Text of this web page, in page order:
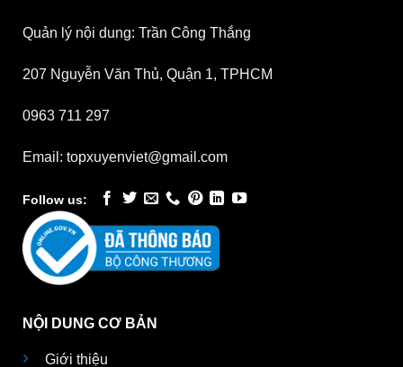
Quản lý nội dung: Trần Công Thắng
207 Nguyễn Văn Thủ, Quận 1, TPHCM
0963 711 297
Email: topxuyenviet@gmail.com
Follow us:
NỘI DUNG CƠ BẢN
Giới thiệu